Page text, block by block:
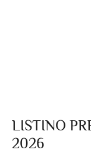
LISTINO
2026